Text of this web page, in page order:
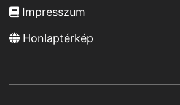
Impresszum
Honlaptérkép